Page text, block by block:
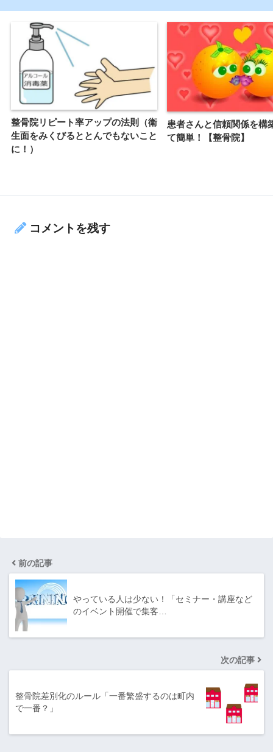
整骨院リピート率アップの法則（衛
生面をみくびるととんでもないこと
に！）
患者さんと信頼関係を構
て簡単！【整骨院】
コメントを残す
前の記事
やっている人は少ない！「セミナー・講座など
のイベント開催で集客…
次の記事
整骨院差別化のルール「一番繁盛するのは町内
で一番？」